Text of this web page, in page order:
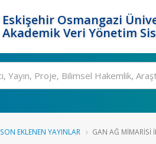
Eskişehir Osmangazi
Akademik Veri Yönetim
SON EKLENEN YAYINLAR GAN AĞ MİMARİSİ